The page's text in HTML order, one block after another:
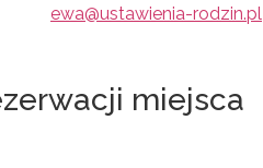
ewa@ustawienia-rodzin.pl
miejsca